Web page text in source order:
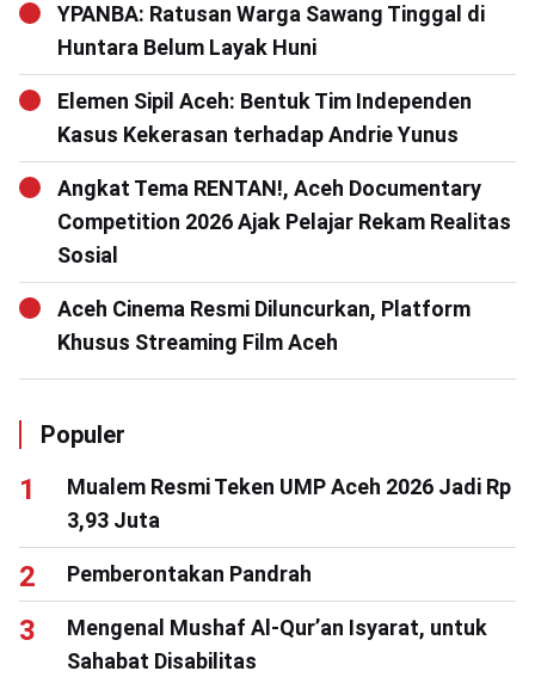
YPANBA: Ratusan Warga Sawang Tinggal di
Huntara Belum Layak Huni
Elemen Sipil Aceh: Bentuk Tim Independen
Kasus Kekerasan terhadap Andrie Yunus
Angkat Tema RENTAN!, Aceh Documentary
Competition 2026 Ajak Pelajar Rekam Realitas
Sosial
Aceh Cinema Resmi Diluncurkan, Platform
Khusus Streaming Film Aceh
Populer
Mualem Resmi Teken UMP Aceh 2026 Jadi Rp
3,93 Juta
Pemberontakan Pandrah
Mengenal Mushaf Al-Qur’an Isyarat, untuk
Sahabat Disabilitas